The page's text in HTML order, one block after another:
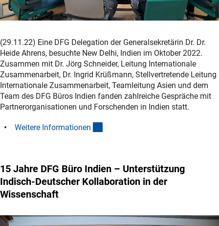
(29.11.22) Eine DFG Delegation der Generalsekretärin Dr. Dr.
Heide Ahrens, besuchte New Delhi, Indien im Oktober 2022.
Zusammen mit Dr. Jörg Schneider, Leitung Internationale
Zusammenarbeit, Dr. Ingrid Krüßmann, Stellvertretende Leitung
Internationale Zusammenarbeit, Teamleitung Asien und dem
Team des DFG Büros Indien fanden zahlreiche Gespräche mit
Partnerorganisationen und Forschenden in Indien statt.
Weitere Informationen
15 Jahre DFG Büro Indien – Unterstützung
Indisch-Deutscher Kollaboration in der
Wissenschaft